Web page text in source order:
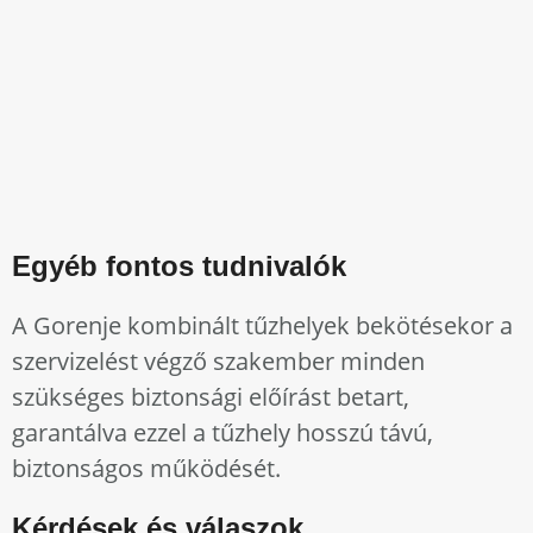
Egyéb fontos tudnivalók
A Gorenje kombinált tűzhelyek bekötésekor a
szervizelést végző szakember minden
szükséges biztonsági előírást betart,
garantálva ezzel a tűzhely hosszú távú,
biztonságos működését.